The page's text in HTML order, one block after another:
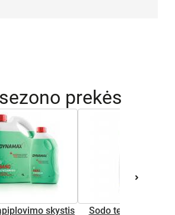
prekės
skystis
Sodo technikos